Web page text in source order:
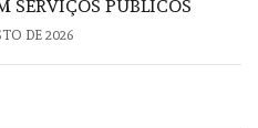
SERVIÇOS PÚBLICOS
DE 2026